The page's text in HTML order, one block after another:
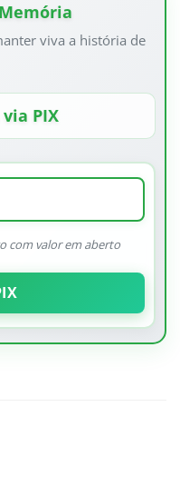
viva a história de
PIX
com valor em aberto